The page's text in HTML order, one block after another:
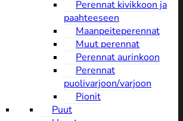
Perennat kivikkoon ja
paahteeseen
Maanpeiteperennat
Muut perennat
Perennat aurinkoon
Perennat
puolivarjoon/varjoon
Pionit
Puut